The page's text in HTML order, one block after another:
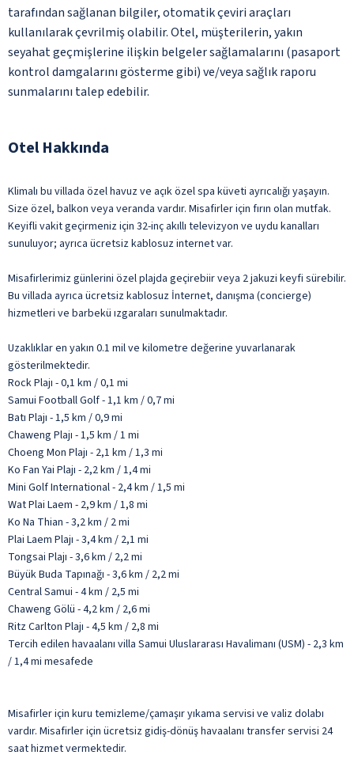
tarafından sağlanan bilgiler, otomatik çeviri araçları
kullanılarak çevrilmiş olabilir. Otel, müşterilerin, yakın
seyahat geçmişlerine ilişkin belgeler sağlamalarını (pasaport
kontrol damgalarını gösterme gibi) ve/veya sağlık raporu
sunmalarını talep edebilir.
Otel Hakkında
Klimalı bu villada özel havuz ve açık özel spa küveti ayrıcalığı yaşayın.
Size özel, balkon veya veranda vardır. Misafirler için fırın olan mutfak.
Keyifli vakit geçirmeniz için 32-inç akıllı televizyon ve uydu kanalları
sunuluyor; ayrıca ücretsiz kablosuz internet var.
Misafirlerimiz günlerini özel plajda geçirebiir veya 2 jakuzi keyfi sürebilir.
Bu villada ayrıca ücretsiz kablosuz İnternet, danışma (concierge)
hizmetleri ve barbekü ızgaraları sunulmaktadır.
Uzaklıklar en yakın 0.1 mil ve kilometre değerine yuvarlanarak
gösterilmektedir.
Rock Plajı - 0,1 km / 0,1 mi
Samui Football Golf - 1,1 km / 0,7 mi
Batı Plajı - 1,5 km / 0,9 mi
Chaweng Plajı - 1,5 km / 1 mi
Choeng Mon Plajı - 2,1 km / 1,3 mi
Ko Fan Yai Plajı - 2,2 km / 1,4 mi
Mini Golf International - 2,4 km / 1,5 mi
Wat Plai Laem - 2,9 km / 1,8 mi
Ko Na Thian - 3,2 km / 2 mi
Plai Laem Plajı - 3,4 km / 2,1 mi
Tongsai Plajı - 3,6 km / 2,2 mi
Büyük Buda Tapınağı - 3,6 km / 2,2 mi
Central Samui - 4 km / 2,5 mi
Chaweng Gölü - 4,2 km / 2,6 mi
Ritz Carlton Plajı - 4,5 km / 2,8 mi
Tercih edilen havaalanı villa Samui Uluslararası Havalimanı (USM) - 2,3 km
/ 1,4 mi mesafede
Misafirler için kuru temizleme/çamaşır yıkama servisi ve valiz dolabı
vardır. Misafirler için ücretsiz gidiş-dönüş havaalanı transfer servisi 24
saat hizmet vermektedir.